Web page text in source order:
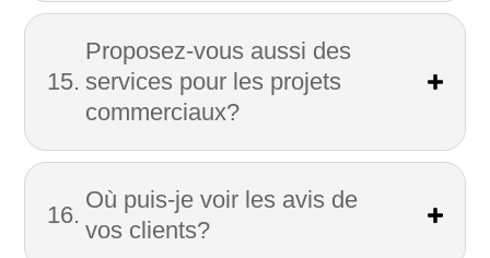
Proposez-vous aussi des
services pour les projets
commerciaux?
Où puis-je voir les avis de
vos clients?